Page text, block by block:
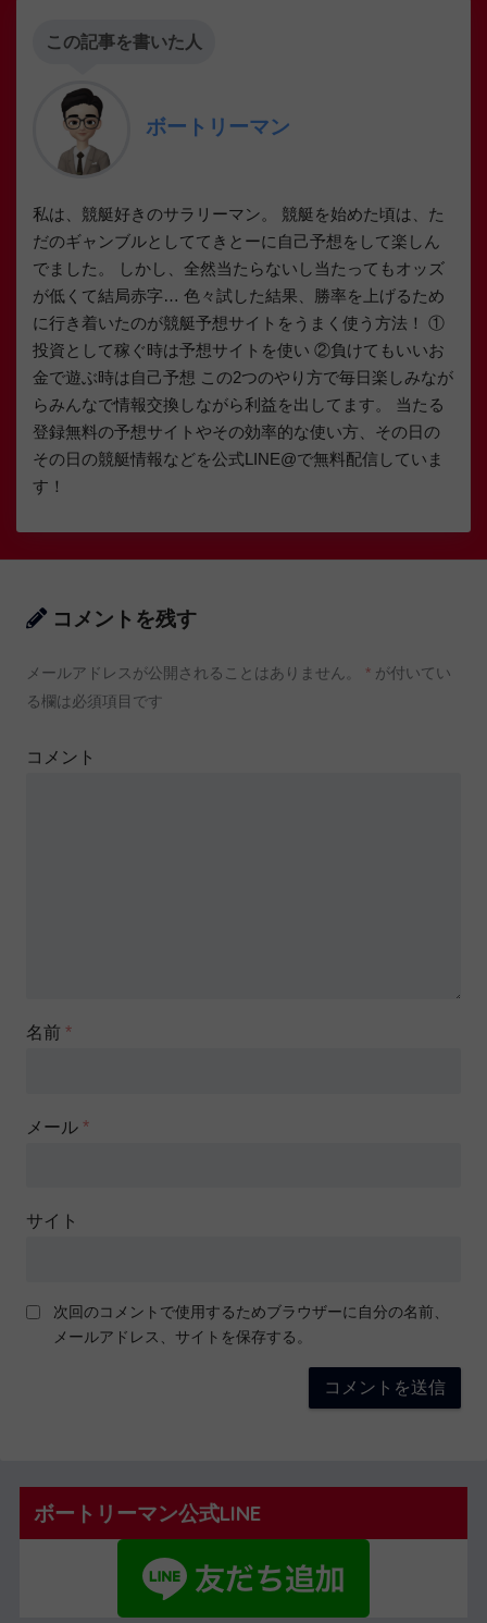
この記事を書いた人
ボートリーマン
私は、競艇好きのサラリーマン。 競艇を始めた頃は、た
だのギャンブルとしててきとーに自己予想をして楽しん
でました。 しかし、全然当たらないし当たってもオッズ
が低くて結局赤字… 色々試した結果、勝率を上げるため
に行き着いたのが競艇予想サイトをうまく使う方法！ ①
投資として稼ぐ時は予想サイトを使い ②負けてもいいお
金で遊ぶ時は自己予想 この2つのやり方で毎日楽しみなが
らみんなで情報交換しながら利益を出してます。 当たる
登録無料の予想サイトやその効率的な使い方、その日の
その日の競艇情報などを公式LINE@で無料配信していま
す！
コメントを残す
メールアドレスが公開されることはありません。 * が付いてい
る欄は必須項目です
コメント
名前 *
メール *
サイト
次回のコメントで使用するためブラウザーに自分の名前、
メールアドレス、サイトを保存する。
ボートリーマン公式LINE